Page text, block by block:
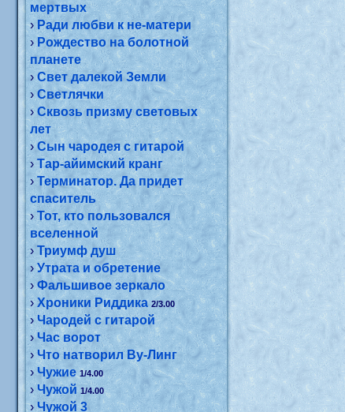
мертвых
›Ради любви к не-матери
›Рождество на болотной
планете
›Свет далекой Земли
›Светлячки
›Сквозь призму световых
лет
›Сын чародея с гитарой
›Тар-айимский кранг
›Терминатор. Да придет
спаситель
›Тот, кто пользовался
вселенной
›Триумф душ
›Утрата и обретение
›Фальшивое зеркало
›Хроники Риддика 2/3.00
›Чародей с гитарой
›Час ворот
›Что натворил Ву-Линг
›Чужие 1/4.00
›Чужой 1/4.00
›Чужой 3